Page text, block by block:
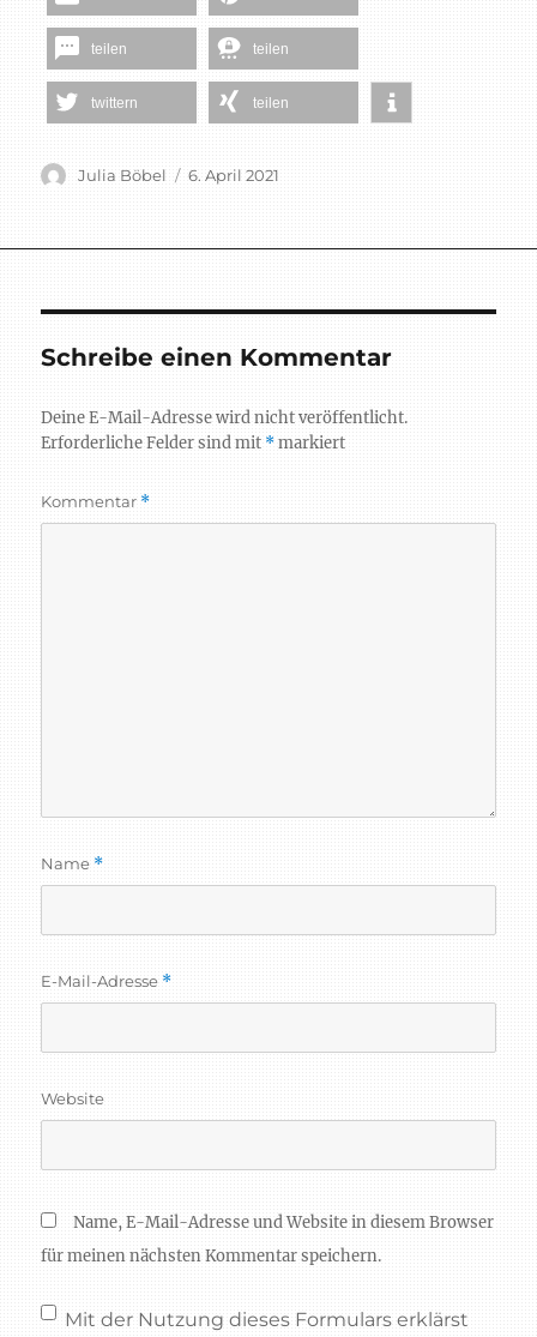
teilen teilen
twittern teilen
Autor
Julia Böbel
Veröffentlicht
6. April 2021
Schreibe einen Kommentar
Deine E-Mail-Adresse wird nicht veröffentlicht.
Erforderliche Felder sind mit *markiert
Kommentar *
Name *
E-Mail-Adresse *
Website
Name, E-Mail-Adresse und Website in diesem Browser
für meinen nächsten Kommentar speichern.
Mit der Nutzung dieses Formulars erklärst